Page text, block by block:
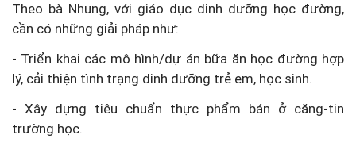
Theo bà Nhung, với giáo dục dinh dưỡng học đường,
cần có những giải pháp như:
- Triển khai các mô hình/dự án bữa ăn học đường hợp
lý, cải thiện tình trạng dinh dưỡng trẻ em, học sinh.
- Xây dựng tiêu chuẩn thực phẩm bán ở căng-tin
trường học.